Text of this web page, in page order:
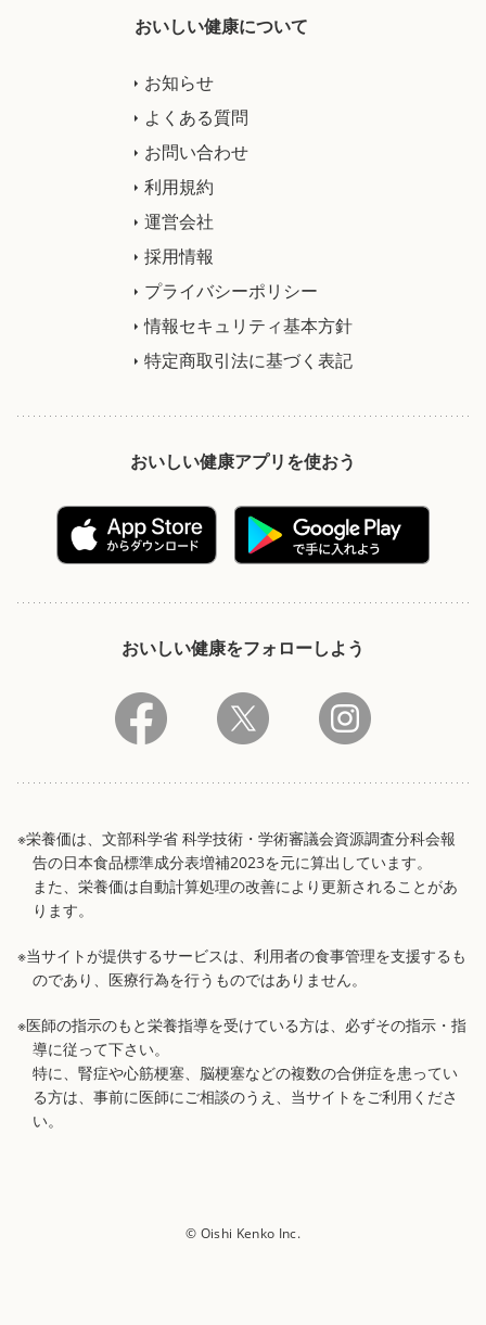
おいしい健康について
お知らせ
よくある質問
お問い合わせ
利用規約
運営会社
採用情報
プライバシーポリシー
情報セキュリティ基本方針
特定商取引法に基づく表記
おいしい健康アプリを使おう
おいしい健康をフォローしよう
※栄養価は、文部科学省 科学技術・学術審議会資源調査分科会報
告の日本食品標準成分表増補2023を元に算出しています。
また、栄養価は自動計算処理の改善により更新されることがあ
ります。
※当サイトが提供するサービスは、利用者の食事管理を支援するも
のであり、医療行為を行うものではありません。
※医師の指示のもと栄養指導を受けている方は、必ずその指示・指
導に従って下さい。
特に、腎症や心筋梗塞、脳梗塞などの複数の合併症を患ってい
る方は、事前に医師にご相談のうえ、当サイトをご利用くださ
い。
© Oishi Kenko Inc.